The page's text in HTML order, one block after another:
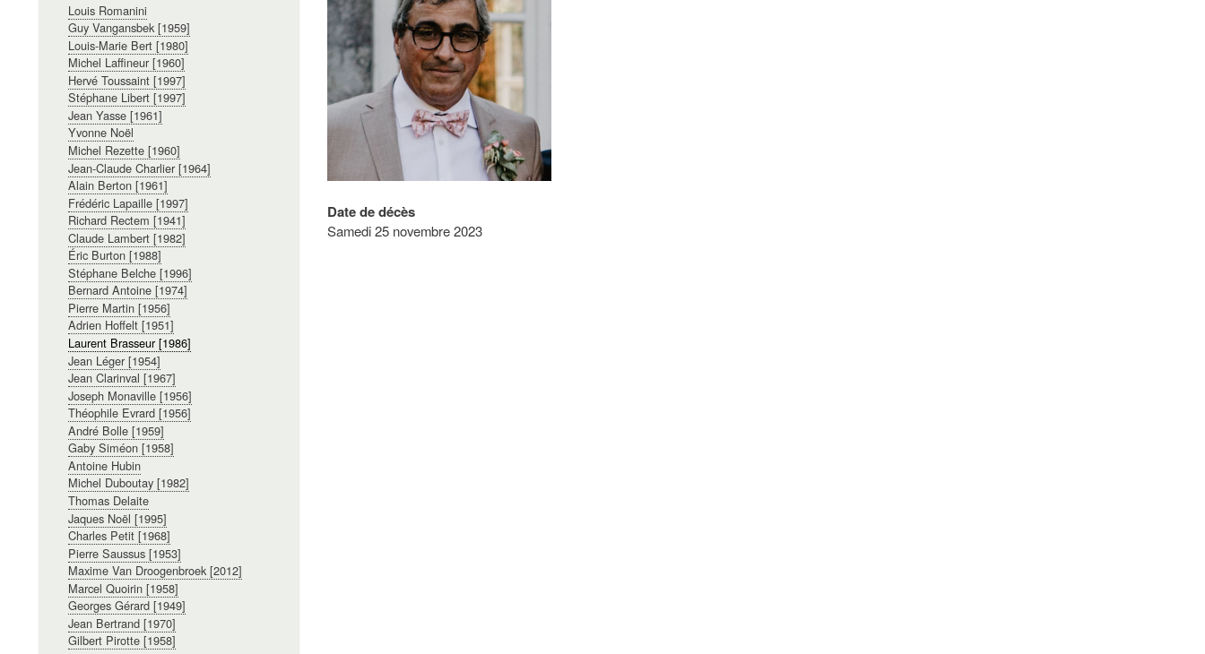
Date de décès
Samedi 25 novembre 2023
principale
Louis Romanini
Guy Vangansbek [1959]
Louis-Marie Bert [1980]
Michel Laffineur [1960]
Hervé Toussaint [1997]
Stéphane Libert [1997]
Jean Yasse [1961]
Yvonne Noël
Michel Rezette [1960]
Jean-Claude Charlier [1964]
Alain Berton [1961]
Frédéric Lapaille [1997]
Richard Rectem [1941]
Claude Lambert [1982]
Éric Burton [1988]
Stéphane Belche [1996]
Bernard Antoine [1974]
Pierre Martin [1956]
Adrien Hoffelt [1951]
Laurent Brasseur [1986]
Jean Léger [1954]
Jean Clarinval [1967]
Joseph Monaville [1956]
Théophile Evrard [1956]
André Bolle [1959]
Gaby Siméon [1958]
Antoine Hubin
Michel Duboutay [1982]
Thomas Delaite
Jaques Noël [1995]
Charles Petit [1968]
Pierre Saussus [1953]
Maxime Van Droogenbroek [2012]
Marcel Quoirin [1958]
Georges Gérard [1949]
Jean Bertrand [1970]
Gilbert Pirotte [1958]